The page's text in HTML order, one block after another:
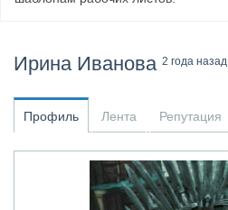
Ирина Иванова 2 года назад
Профиль Лента Репутация